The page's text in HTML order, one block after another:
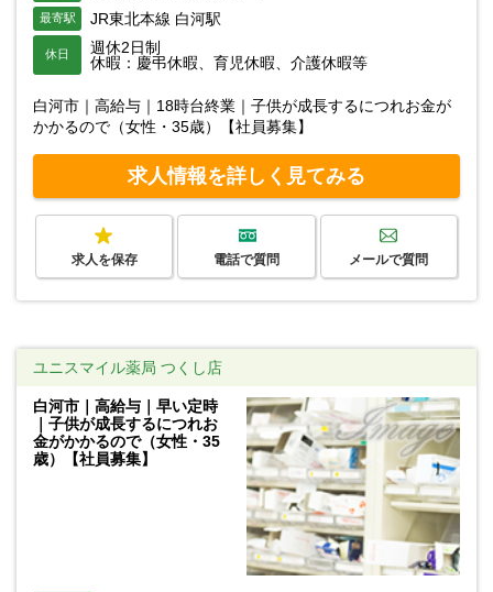
最寄駅 JR東北本線 白河駅
休日
週休2日制
休暇：慶弔休暇、育児休暇、介護休暇等
白河市｜高給与｜18時台終業｜子供が成長するにつれお金が
かかるので（女性・35歳）【社員募集】
求人情報を詳しく見てみる
求人を保存 電話で質問 メールで質問
ユニスマイル薬局 つくし店
白河市｜高給与｜早い定時
｜子供が成長するにつれお
金がかかるので（女性・35
歳）【社員募集】